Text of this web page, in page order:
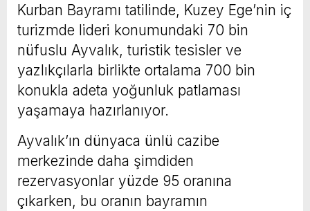
Kurban Bayramı tatilinde, Kuzey Ege’nin iç
turizmde lideri konumundaki 70 bin
nüfuslu Ayvalık, turistik tesisler ve
yazlıkçılarla birlikte ortalama 700 bin
konukla adeta yoğunluk patlaması
yaşamaya hazırlanıyor.
Ayvalık’ın dünyaca ünlü cazibe
merkezinde daha şimdiden
rezervasyonlar yüzde 95 oranına
çıkarken, bu oranın bayramın